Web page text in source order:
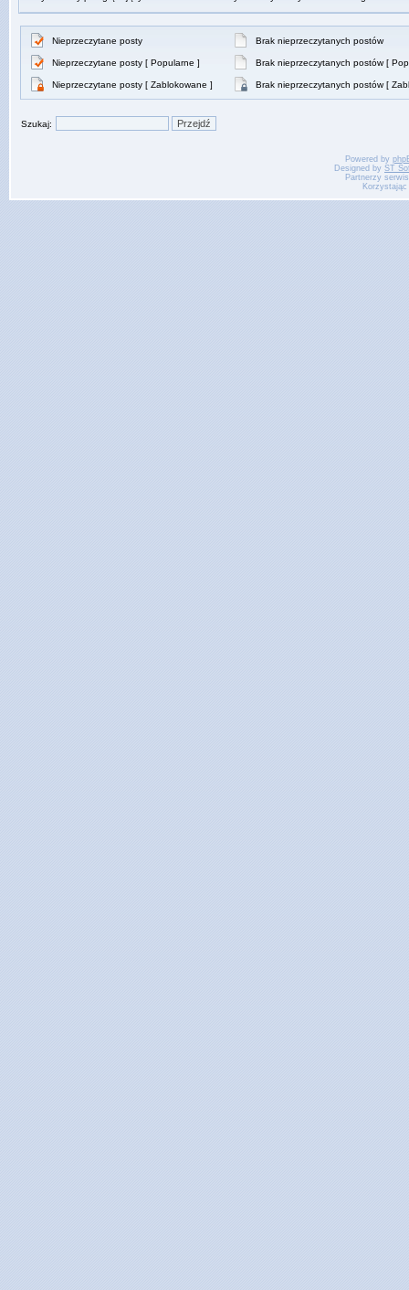
Nieprzeczytane posty Brak nieprzeczytanych postów
Nieprzeczytane posty [ Popularne ] Brak nieprzeczytanych postów [
Nieprzeczytane posty [ Zablokowane ] Brak nieprzeczytanych postów [
Szukaj:
Powered by
Designed by ST
Partnerzy